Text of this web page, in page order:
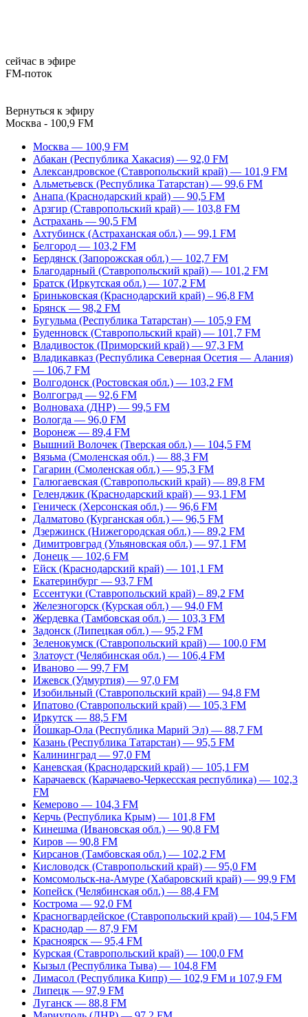
сейчас в эфире
FM-поток
Вернуться к эфиру
Москва - 100,9 FM
Москва — 100,9 FM
Абакан (Республика Хакасия) — 92,0 FM
Александровское (Ставропольский край) — 101,9 FM
Альметьевск (Республика Татарстан) — 99,6 FM
Анапа (Краснодарский край) — 90,5 FM
Арзгир (Ставропольский край) — 103,8 FM
Астрахань — 90,5 FM
Ахтубинск (Астраханская обл.) — 99,1 FM
Белгород — 103,2 FM
Бердянск (Запорожская обл.) — 102,7 FM
Благодарный (Ставропольский край) — 101,2 FM
Братск (Иркутская обл.) — 107,2 FM
Бриньковская (Краснодарский край) – 96,8 FM
Брянск — 98,2 FM
Бугульма (Республика Татарстан) — 105,9 FM
Буденновск (Ставропольский край) — 101,7 FM
Владивосток (Приморский край) — 97,3 FM
Владикавказ (Республика Северная Осетия — Алания)
— 106,7 FM
Волгодонск (Ростовская обл.) — 103,2 FM
Волгоград — 92,6 FM
Волноваха (ДНР) — 99,5 FM
Вологда — 96,0 FM
Воронеж — 89,4 FM
Вышний Волочек (Тверская обл.) — 104,5 FM
Вязьма (Смоленская обл.) — 88,3 FM
Гагарин (Смоленская обл.) — 95,3 FM
Галюгаевская (Ставропольский край) — 89,8 FM
Геленджик (Краснодарский край) — 93,1 FM
Геническ (Херсонская обл.) — 96,6 FM
Далматово (Курганская обл.) — 96,5 FM
Дзержинск (Нижегородская обл.) — 89,2 FM
Димитровград (Ульяновская обл.) — 97,1 FM
Донецк — 102,6 FM
Ейск (Краснодарский край) — 101,1 FM
Екатеринбург — 93,7 FM
Ессентуки (Ставропольский край) – 89,2 FM
Железногорск (Курская обл.) — 94,0 FM
Жердевка (Тамбовская обл.) — 103,3 FM
Задонск (Липецкая обл.) — 95,2 FM
Зеленокумск (Ставропольский край) — 100,0 FM
Златоуст (Челябинская обл.) — 106,4 FM
Иваново — 99,7 FM
Ижевск (Удмуртия) — 97,0 FM
Изобильный (Ставропольский край) — 94,8 FM
Ипатово (Ставропольский край) — 105,3 FM
Иркутск — 88,5 FM
Йошкар-Ола (Республика Марий Эл) — 88,7 FM
Казань (Республика Татарстан) — 95,5 FM
Калининград — 97,0 FM
Каневская (Краснодарский край) — 105,1 FM
Карачаевск (Карачаево-Черкесская республика) — 102,3
FM
Кемерово — 104,3 FM
Керчь (Республика Крым) — 101,8 FM
Кинешма (Ивановская обл.) — 90,8 FM
Киров — 90,8 FM
Кирсанов (Тамбовская обл.) — 102,2 FM
Кисловодск (Ставропольский край) — 95,0 FM
Комсомольск-на-Амуре (Хабаровский край) — 99,9 FM
Копейск (Челябинская обл.) — 88,4 FM
Кострома — 92,0 FM
Красногвардейское (Ставропольский край) — 104,5 FM
Краснодар — 87,9 FM
Красноярск — 95,4 FM
Курская (Ставропольский край) — 100,0 FM
Кызыл (Республика Тыва) — 104,8 FM
Лимасол (Республика Кипр) — 102,9 FM и 107,9 FM
Липецк — 97,9 FM
Луганск — 88,8 FM